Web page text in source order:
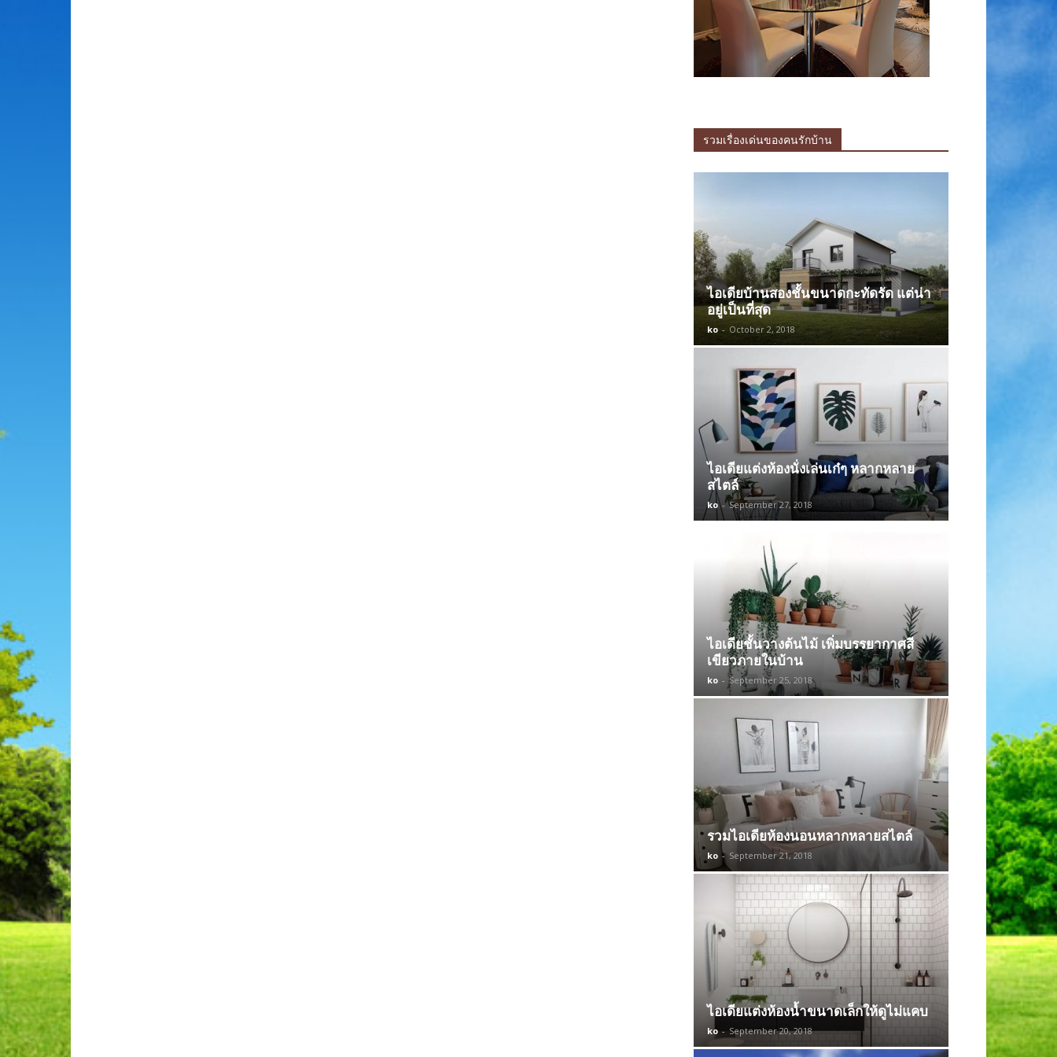
รวมเรื่องเด่นของคนรักบ้าน
ไอเดียบ้านสองชั้นขนาดกะทัดรัด แต่น่า
อยู่เป็นที่สุด
ko - October 2, 2018
ไอเดียแต่งห้องนั่งเล่นเก๋ๆ หลากหลาย
สไตล์
ko - September 27, 2018
ไอเดียชั้นวางต้นไม้ เพิ่มบรรยากาศสี
เขียวภายในบ้าน
ko - September 25, 2018
รวมไอเดียห้องนอนหลากหลายสไตล์
ko - September 21, 2018
ไอเดียแต่งห้องน้ำขนาดเล็กให้ดูไม่แคบ
ko - September 20, 2018